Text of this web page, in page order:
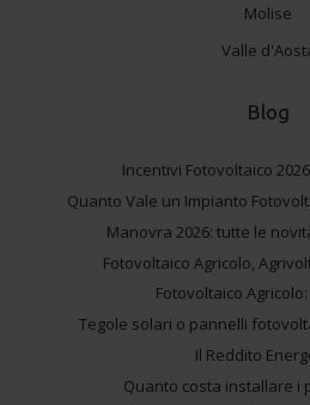
Molise
Valle
Blog
Incentivi Fotovoltaico
Quanto Vale un Impianto
Manovra 2026: tutte le
Fotovoltaico Agricolo,
Fotovoltaico
Tegole solari o pannelli
Il Reddito
Quanto costa installare i